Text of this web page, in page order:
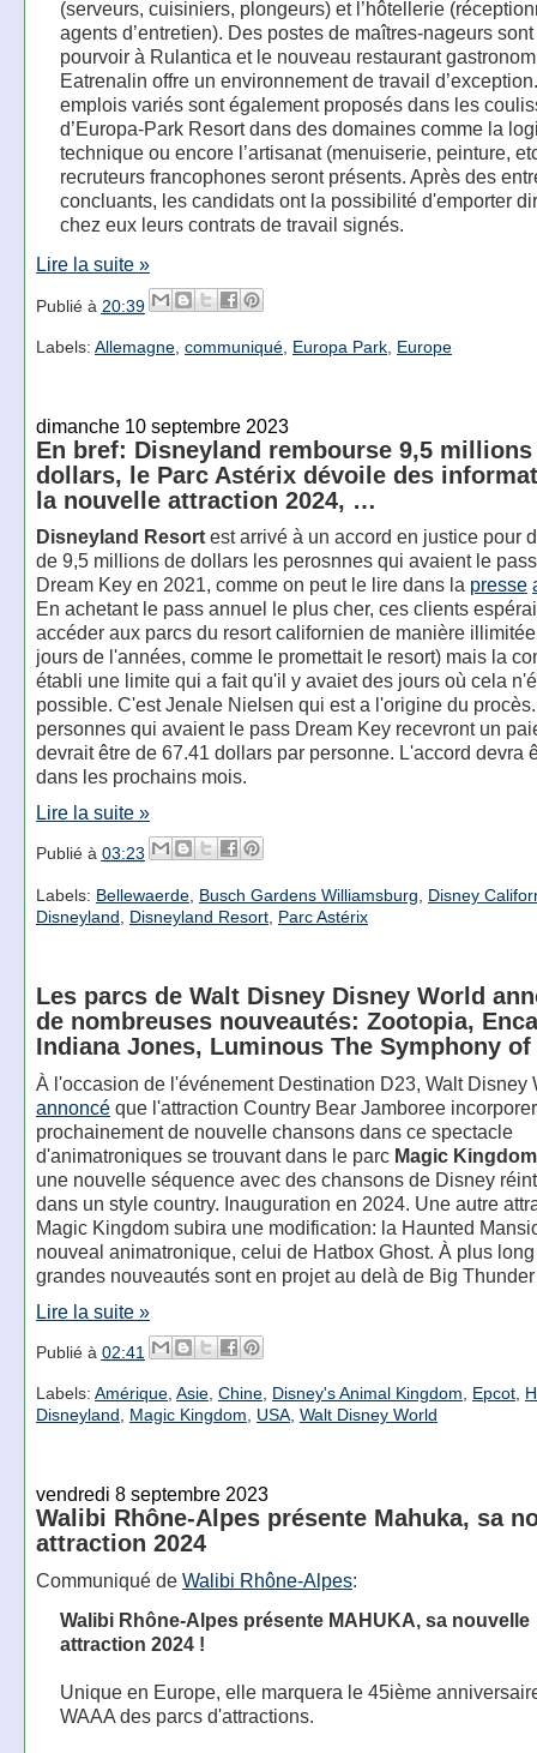
(serveurs, cuisiniers, plongeurs) et l’hôtellerie
agents d’entretien). Des postes de maîtres-nageurs sont
pourvoir à Rulantica et le nouveau restaurant
Eatrenalin offre un environnement de travail
emplois variés sont également proposés dans les
d’Europa-Park Resort dans des domaines comme la
technique ou encore l’artisanat (menuiserie, peinture,
recruteurs francophones seront présents. Après des
concluants, les candidats ont la possibilité d'emporter
chez eux leurs contrats de travail signés.
Lire la suite »
Publié à 20:39
Labels: Allemagne, communiqué, Europa Park, Europe
dimanche 10 septembre 2023
En bref: Disneyland rembourse 9,5 millions
dollars, le Parc Astérix dévoile des
la nouvelle attraction 2024, …
Disneyland Resortest arrivé à un accord en justice pour
de 9,5 millions de dollars les perosnnes qui avaient le
Dream Key en 2021, comme on peut le lire dans la presse
En achetant le pass annuel le plus cher, ces clients
accéder aux parcs du resort californien de manière
jours de l'années, comme le promettait le resort) mais la
établi une limite qui a fait qu'il y avaiet des jours où cela
possible. C'est Jenale Nielsen qui est a l'origine du
personnes qui avaient le pass Dream Key recevront un
devrait être de 67.41 dollars par personne. L'accord devra
dans les prochains mois.
Lire la suite »
Publié à 03:23
Labels: Bellewaerde, Busch Gardens Williamsburg
Disney
Disneyland
Disneyland Resort, Parc Astérix
Les parcs de Walt Disney Disney World
de nombreuses nouveautés: Zootopia,
Indiana Jones, Luminous The Symphony
À l'occasion de l'événement Destination D23, Walt Disney
annoncéque l'attraction Country Bear Jamboree
prochainement de nouvelle chansons dans ce spectacle
d'animatroniques se trouvant dans le parc Magic Kingdom
une nouvelle séquence avec des chansons de Disney
dans un style country. Inauguration en 2024. Une autre
Magic Kingdom subira une modification: la Haunted
nouveal animatronique, celui de Hatbox Ghost. À plus
grandes nouveautés sont en projet au delà de Big
Lire la suite »
Publié à 02:41
Labels: Amérique, Asie, Chine, Disney's Animal Kingdom, Epcot,
Disneyland, Magic Kingdom, USA, Walt Disney World
vendredi 8 septembre 2023
Walibi Rhône-Alpes présente Mahuka, sa
attraction 2024
Communiqué de Walibi Rhône-Alpes:
Walibi Rhône-Alpes présente MAHUKA, sa nouvelle
attraction 2024 !
Unique en Europe, elle marquera le 45ième
WAAA des parcs d'attractions.